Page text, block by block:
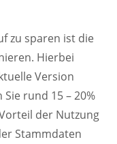
zu sparen ist die
Hierbei
Version
rund 15 – 20%
der Nutzung
Stammdaten